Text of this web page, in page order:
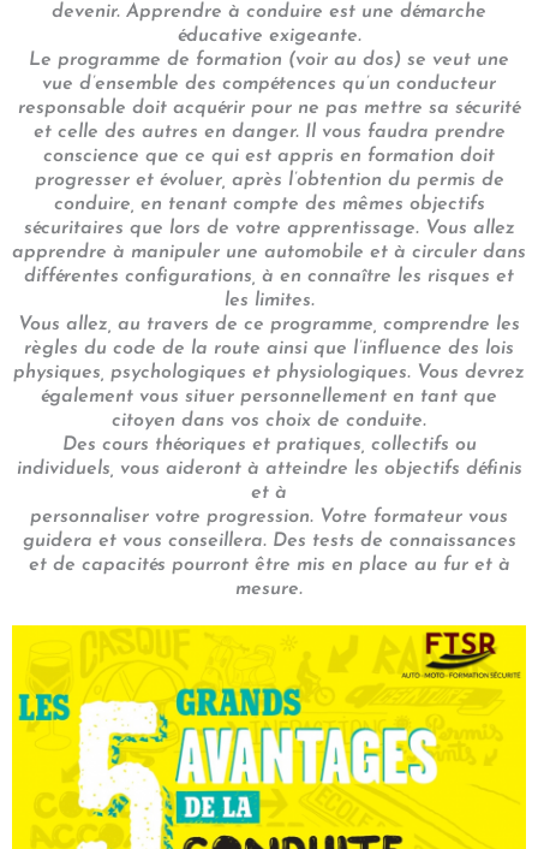
devenir. Apprendre à conduire est une démarche
éducative exigeante.
Le programme de formation (voir au dos) se veut une
vue d’ensemble des compétences qu’un conducteur
responsable doit acquérir pour ne pas mettre sa sécurité
et celle des autres en danger. Il vous faudra prendre
conscience que ce qui est appris en formation doit
progresser et évoluer, après l’obtention du permis de
conduire, en tenant compte des mêmes objectifs
sécuritaires que lors de votre apprentissage. Vous allez
apprendre à manipuler une automobile et à circuler dans
différentes configurations, à en connaître les risques et
les limites.
Vous allez, au travers de ce programme, comprendre les
règles du code de la route ainsi que l’influence des lois
physiques, psychologiques et physiologiques. Vous devrez
également vous situer personnellement en tant que
citoyen dans vos choix de conduite.
Des cours théoriques et pratiques, collectifs ou
individuels, vous aideront à atteindre les objectifs définis
et à
personnaliser votre progression. Votre formateur vous
guidera et vous conseillera. Des tests de connaissances
et de capacités pourront être mis en place au fur et à
mesure.